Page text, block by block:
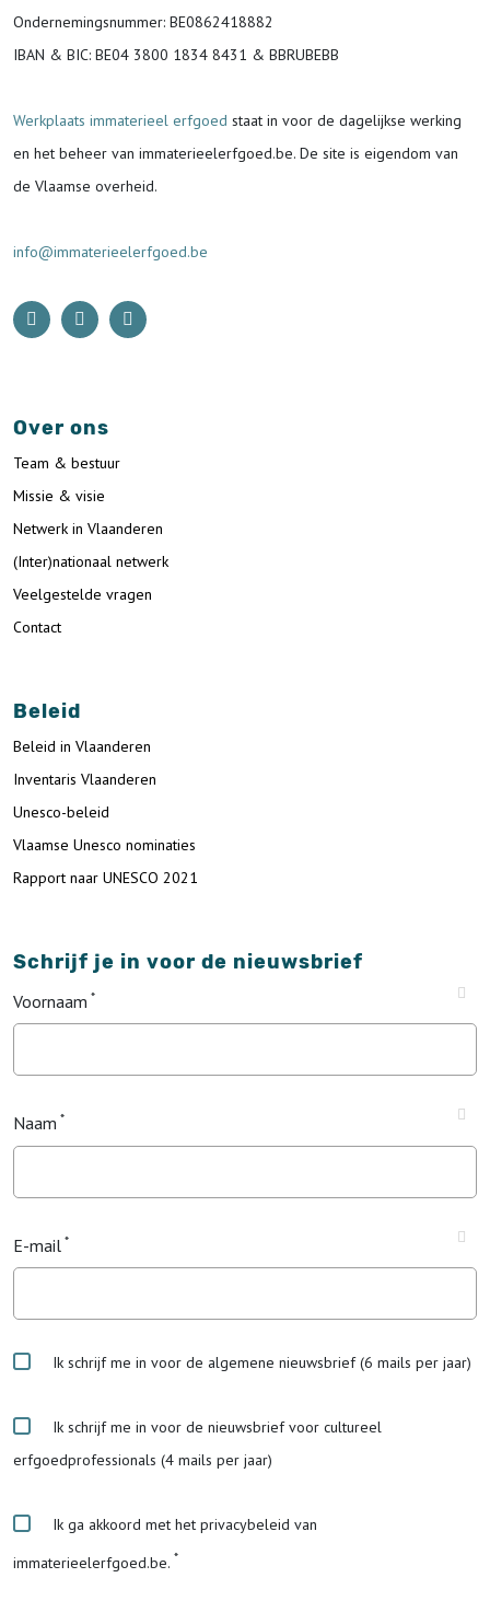
Ondernemingsnummer: BE0862418882
IBAN & BIC: BE04 3800 1834 8431 & BBRUBEBB
Werkplaats immaterieel erfgoed staat in voor de dagelijkse werking
en het beheer van immaterieelerfgoed.be. De site is eigendom van
de Vlaamse overheid.
info@immaterieelerfgoed.be
Over ons
Team & bestuur
Missie & visie
Netwerk in Vlaanderen
(Inter)nationaal netwerk
Veelgestelde vragen
Contact
Beleid
Beleid in Vlaanderen
Inventaris Vlaanderen
Unesco-beleid
Vlaamse Unesco nominaties
Rapport naar UNESCO 2021
Schrijf je in voor de nieuwsbrief
Voornaam
Naam
E-mail
Ik schrijf me in voor de algemene nieuwsbrief (6 mails per jaar)
Ik schrijf me in voor de nieuwsbrief voor cultureel
erfgoedprofessionals (4 mails per jaar)
Ik ga akkoord met het privacybeleid van
immaterieelerfgoed.be.